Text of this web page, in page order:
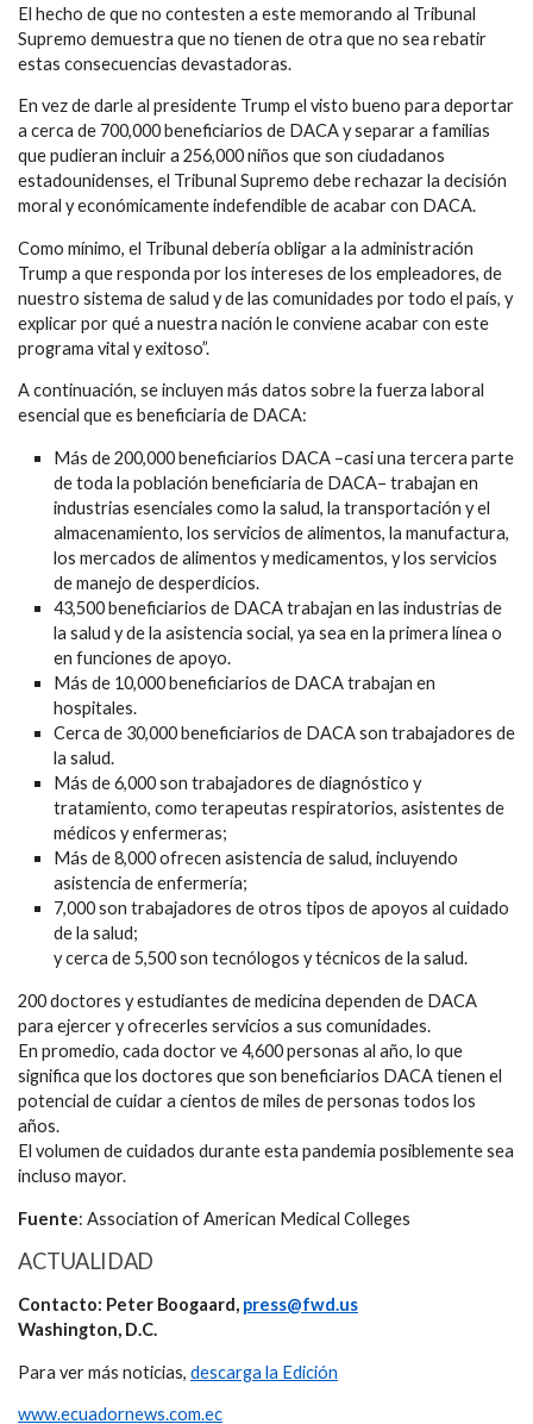
El hecho de que no contesten a este memorando al Tribunal
Supremo demuestra que no tienen de otra que no sea rebatir
estas consecuencias devastadoras.
En vez de darle al presidente Trump el visto bueno para deportar
a cerca de 700,000 beneficiarios de DACA y separar a familias
que pudieran incluir a 256,000 niños que son ciudadanos
estadounidenses, el Tribunal Supremo debe rechazar la decisión
moral y económicamente indefendible de acabar con DACA.
Como mínimo, el Tribunal debería obligar a la administración
Trump a que responda por los intereses de los empleadores, de
nuestro sistema de salud y de las comunidades por todo el país, y
explicar por qué a nuestra nación le conviene acabar con este
programa vital y exitoso”.
A continuación, se incluyen más datos sobre la fuerza laboral
esencial que es beneficiaria de DACA:
Más de 200,000 beneficiarios DACA –casi una tercera parte
de toda la población beneficiaria de DACA– trabajan en
industrias esenciales como la salud, la transportación y el
almacenamiento, los servicios de alimentos, la manufactura,
los mercados de alimentos y medicamentos, y los servicios
de manejo de desperdicios.
43,500 beneficiarios de DACA trabajan en las industrias de
la salud y de la asistencia social, ya sea en la primera línea o
en funciones de apoyo.
Más de 10,000 beneficiarios de DACA trabajan en
hospitales.
Cerca de 30,000 beneficiarios de DACA son trabajadores de
la salud.
Más de 6,000 son trabajadores de diagnóstico y
tratamiento, como terapeutas respiratorios, asistentes de
médicos y enfermeras;
Más de 8,000 ofrecen asistencia de salud, incluyendo
asistencia de enfermería;
7,000 son trabajadores de otros tipos de apoyos al cuidado
de la salud;
y cerca de 5,500 son tecnólogos y técnicos de la salud.
200 doctores y estudiantes de medicina dependen de DACA
para ejercer y ofrecerles servicios a sus comunidades.
En promedio, cada doctor ve 4,600 personas al año, lo que
significa que los doctores que son beneficiarios DACA tienen el
potencial de cuidar a cientos de miles de personas todos los
años.
El volumen de cuidados durante esta pandemia posiblemente sea
incluso mayor.
Fuente: Association of American Medical Colleges
ACTUALIDAD
Contacto: Peter Boogaard, press@fwd.us
Washington, D.C.
Para ver más noticias, descarga la Edición
www.ecuadornews.com.ec